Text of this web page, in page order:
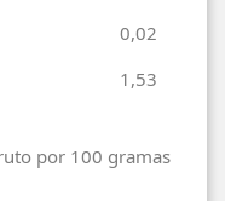
0,02
1,53
por 100 gramas